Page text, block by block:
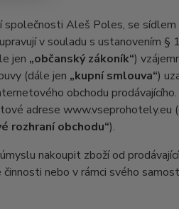
společnosti Aleš Poles, se
v souladu s ustanovením §
jen „občanský zákoník“)
(dále jen „kupní smlouva“)
obchodu
adrese www.vseprohotely.eu
rozhraní obchodu“).
nakoupit zboží od
nebo v rámci svého